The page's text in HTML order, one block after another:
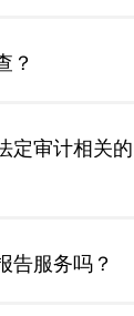
？
定审计相关的
告服务吗？